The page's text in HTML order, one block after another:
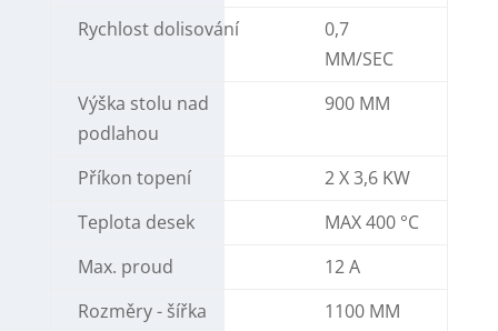
Rychlost dolisování
0,7
MM/SEC
Výška stolu nad
podlahou
900 MM
Příkon topení
2 X 3,6 KW
Teplota desek
MAX 400 °C
Max. proud
12 A
Rozměry - šířka
1100 MM